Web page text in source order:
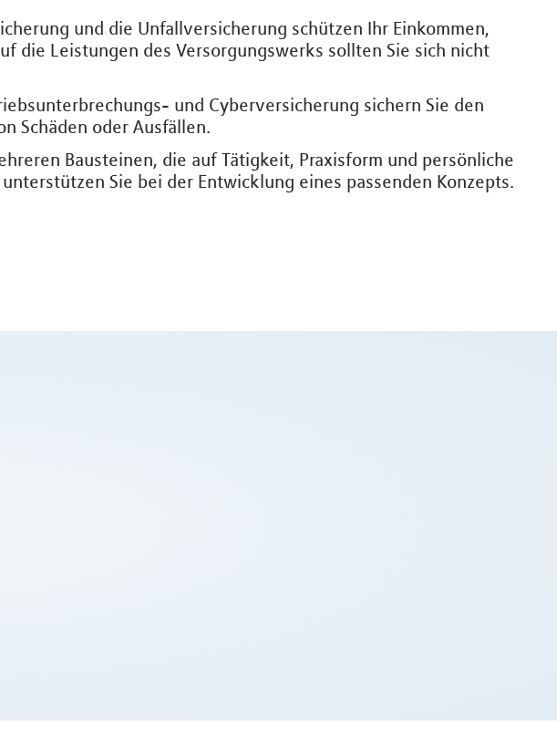
und die Unfallversicherung schützen Ihr Einkommen,
die Leistungen des Versorgungswerks sollten Sie sich nicht
und Cyberversicherung sichern Sie den
Schäden oder Ausfällen.
Bausteinen, die auf Tätigkeit, Praxisform und persönliche
Sie bei der Entwicklung eines passenden Konzepts.